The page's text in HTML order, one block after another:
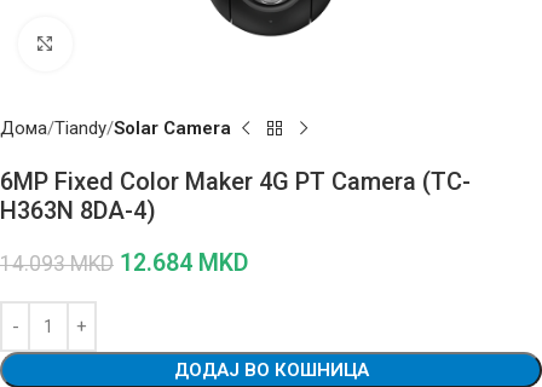
Дома Tiandy Solar Camera
6MP Fixed Color Maker 4G PT Camera (TC-
H363N 8DA-4)
14.093MKD 12.684 MKD
ДОДАЈ ВО КОШНИЦА